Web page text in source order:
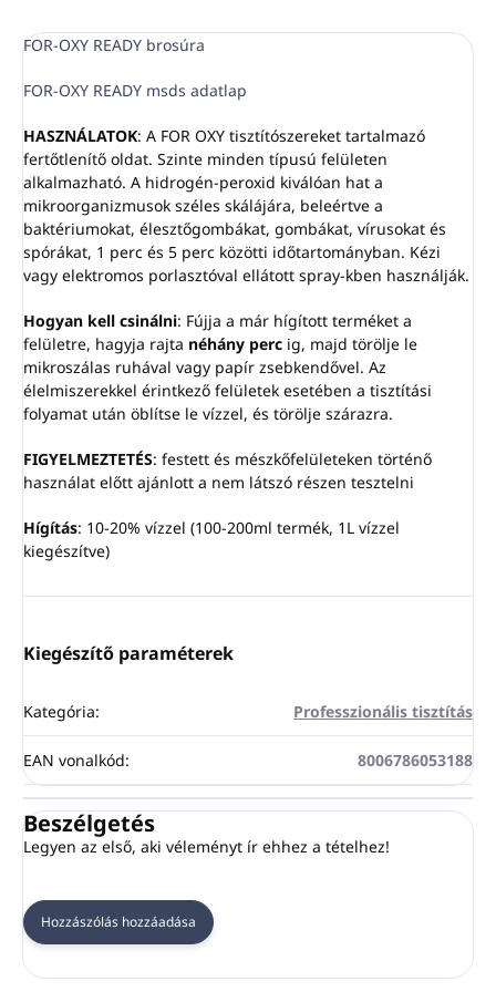
A fúvókák0,5 - 50%közötti
FOR-OXY READY brosúra
FOR-OXY READY msds adatlap
HASZNÁLATOK: A FOR OXY tisztítószereket tartalmazó
fertőtlenítő oldat. Szinte minden típusú felületen
alkalmazható. A hidrogén-peroxid kiválóan hat a
mikroorganizmusok széles skálájára, beleértve a
baktériumokat, élesztőgombákat, gombákat, vírusokat és
spórákat, 1 perc és 5 perc közötti időtartományban. Kézi
vagy elektromos porlasztóval ellátott spray-kben használják.
Hogyan kell csinálni: Fújja a már hígított terméket a
felületre, hagyja rajta néhány perc ig, majd törölje le
mikroszálas ruhával vagy papír zsebkendővel. Az
élelmiszerekkel érintkező felületek esetében a tisztítási
folyamat után öblítse le vízzel, és törölje szárazra.
FIGYELMEZTETÉS: festett és mészkőfelületeken történő
használat előtt ajánlott a nem látszó részen tesztelni
Hígítás: 10-20% vízzel (100-200ml termék, 1L vízzel
kiegészítve)
Kiegészítő paraméterek
Kategória: Professzionális tisztítás
EAN vonalkód: 8006786053188
Beszélgetés
Legyen az első, aki véleményt ír ehhez a tételhez!
Hozzászólás hozzáadása